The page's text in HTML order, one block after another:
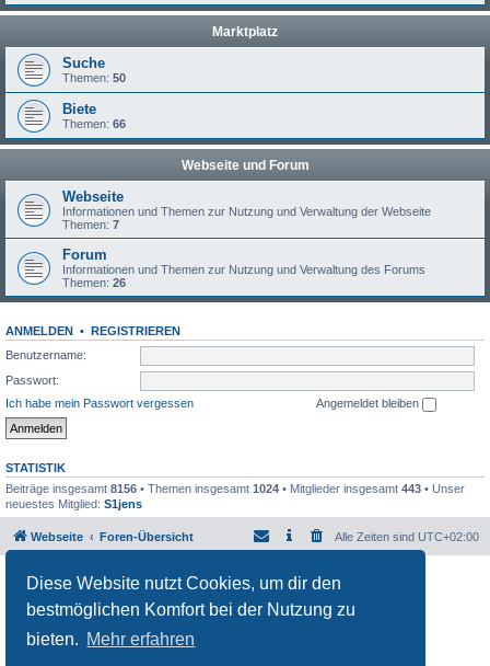
Diese Website nutzt Cookies, um dir den
bestmöglichen Komfort bei der Nutzung zu
bieten. Mehr erfahren
Marktplatz
Suche
Themen: 50
Biete
Themen: 66
Webseite und Forum
Webseite
Informationen und Themen zur Nutzung und Verwaltung der Webseite
Themen: 7
Forum
Informationen und Themen zur Nutzung und Verwaltung des Forums
Themen: 26
ANMELDEN •
REGISTRIEREN
Benutzername:
Passwort:
Ich habe mein Passwort vergessen
Angemeldet bleiben
STATISTIK
Beiträge insgesamt 8156 • Themen insgesamt 1024 • Mitglieder insgesamt 443 • Unser
neuestes Mitglied: S1jens
Webseite Foren-Übersicht Alle Zeiten sind UTC+02:00
Powered by phpBB
® Forum Software © phpBB Limited
Datenschutz|Nutzungsbedingungen